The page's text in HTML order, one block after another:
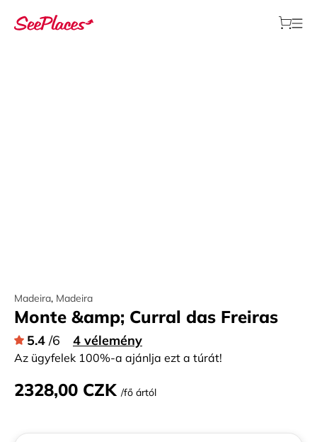
Madeira, Madeira
Monte &amp; Curral das Freiras
5.4 /6 4 vélemény
Az ügyfelek 100%-a ajánlja ezt a túrát!
2328,00 CZK /fő ártól